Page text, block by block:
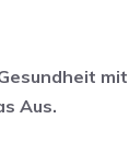
mit
Aus.